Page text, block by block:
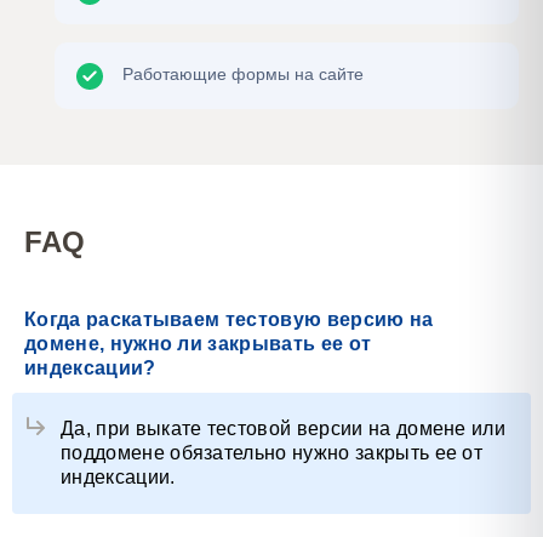
Работающие формы на сайте
FAQ
Когда раскатываем тестовую версию на
домене, нужно ли закрывать ее от
индексации?
Да, при выкате тестовой версии на домене или
поддомене обязательно нужно закрыть ее от
индексации.